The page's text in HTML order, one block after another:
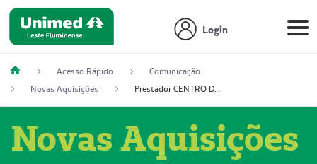
Login
Acesso Rápido
Comunicação
Novas Aquisições
Prestador CENTRO DE ONCOLOGIA
Novas Aquisições